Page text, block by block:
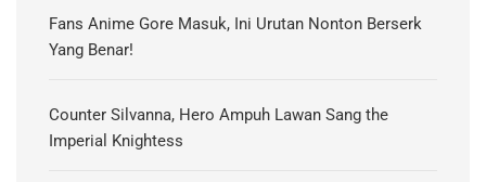
Fans Anime Gore Masuk, Ini Urutan Nonton Berserk
Yang Benar!
Counter Silvanna, Hero Ampuh Lawan Sang the
Imperial Knightess